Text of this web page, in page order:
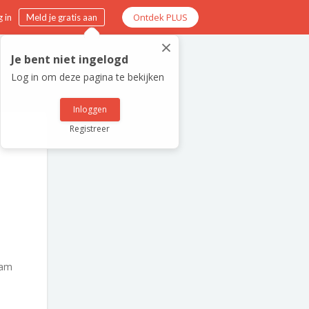
in Meld je gratis aan Ontdek PLUS
×
Je bent niet ingelogd
Log in om deze pagina te bekijken
Inloggen
Registreer